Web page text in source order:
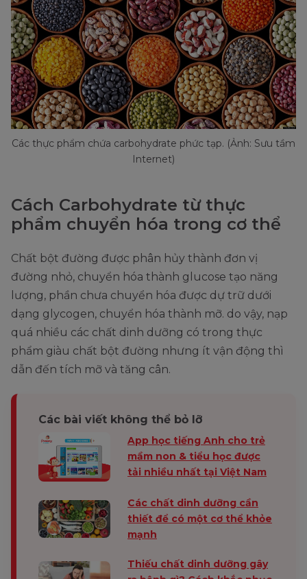
Các thực phẩm chứa carbohydrate phức tạp. (Ảnh: Sưu tầm
Internet)
Cách Carbohydrate từ thực
phẩm chuyển hóa trong cơ thể
Chất bột đường được phân hủy thành đơn vị
đường nhỏ, chuyển hóa thành glucose tạo năng
lượng, phần chưa chuyển hóa được dự trữ dưới
dạng glycogen, chuyển hóa thành mỡ. do vậy, nạp
quá nhiều các chất dinh dưỡng có trong thực
phẩm giàu chất bột đường nhưng ít vận động thì
dẫn đến tích mỡ và tăng cân.
Các bài viết không thể bỏ lỡ
App học tiếng Anh cho trẻ
mầm non & tiểu học được
tải nhiều nhất tại Việt Nam
Các chất dinh dưỡng cần
thiết để có một cơ thể khỏe
mạnh
Thiếu chất dinh dưỡng gây